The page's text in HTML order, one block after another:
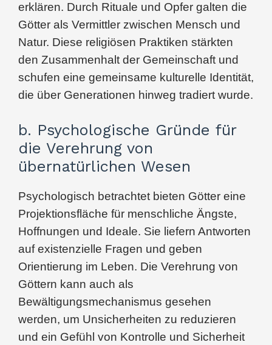
erklären. Durch Rituale und Opfer galten die
Götter als Vermittler zwischen Mensch und
Natur. Diese religiösen Praktiken stärkten
den Zusammenhalt der Gemeinschaft und
schufen eine gemeinsame kulturelle Identität,
die über Generationen hinweg tradiert wurde.
b. Psychologische Gründe für
die Verehrung von
übernatürlichen Wesen
Psychologisch betrachtet bieten Götter eine
Projektionsfläche für menschliche Ängste,
Hoffnungen und Ideale. Sie liefern Antworten
auf existenzielle Fragen und geben
Orientierung im Leben. Die Verehrung von
Göttern kann auch als
Bewältigungsmechanismus gesehen
werden, um Unsicherheiten zu reduzieren
und ein Gefühl von Kontrolle und Sicherheit